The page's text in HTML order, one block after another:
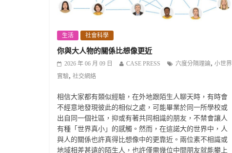
生活 社會科學
你與大人物的關係比想像更近
2026 年 06 月 09 日 CASE PRESS 六度分隔理論, 小世界
實驗, 社交網絡
相信大家都有類似經驗，在外地跟陌生人聊天時，有時會
不經意地發現彼此的相似之處，可能畢業於同一所學校或
出自同一個社區，抑或有著共同相識的朋友，不禁會讓人
有種「世界真小」的感觸。然而，在這諾大的世界中，人
與人的關係也許真得比想像中的更靠近。兩位素不相識或
地域相差甚遠的陌生人，也許僅需幾位中間朋友就能攀上